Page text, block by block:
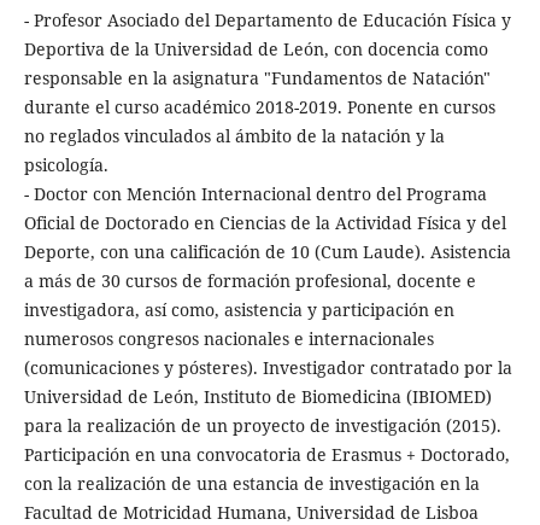
- Profesor Asociado del Departamento de Educación Física y
Deportiva de la Universidad de León, con docencia como
responsable en la asignatura "Fundamentos de Natación"
durante el curso académico 2018-2019. Ponente en cursos
no reglados vinculados al ámbito de la natación y la
psicología.
- Doctor con Mención Internacional dentro del Programa
Oficial de Doctorado en Ciencias de la Actividad Física y del
Deporte, con una calificación de 10 (Cum Laude). Asistencia
a más de 30 cursos de formación profesional, docente e
investigadora, así como, asistencia y participación en
numerosos congresos nacionales e internacionales
(comunicaciones y pósteres). Investigador contratado por la
Universidad de León, Instituto de Biomedicina (IBIOMED)
para la realización de un proyecto de investigación (2015).
Participación en una convocatoria de Erasmus + Doctorado,
con la realización de una estancia de investigación en la
Facultad de Motricidad Humana, Universidad de Lisboa